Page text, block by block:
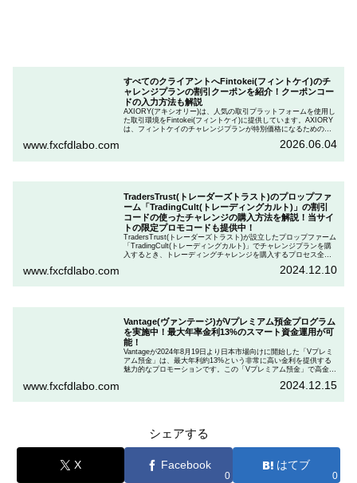
すべてのクライアントへFintokei(フィントケイ)のチ
ャレンジプランの割引クーポンを紹介！クーポンコー
ドの入力方法も解説
AXIORY(アキシオリー)は、人気の取引プラットフォームを使用し
た取引環境をFintokei(フィントケイ)に提供しています。AXIORY
は、フィントケイのチャレンジプランが特別価格になるためのク
ランを申し込むときのクーポンコードを入力して割引にする方法
www.fxcfdlabo.com 2026.06.04
TradersTrust(トレーダーズトラスト)のプロップファ
ーム「TradingCult(トレーディングカルト)」の割引
コードの使ったチャレンジの購入方法を解説！当サイ
トの限定プロモコードも提供中！
TradersTrust(トレーダーズトラスト)が設立したプロップファーム
「TradingCult(トレーディングカルト)」でチャレンジプランを購
入するとき、トレーディングチャレンジを購入するプロセス全体
ます。さらに、TradingCultがほぼ定期的に実施している割引コー
www.fxcfdlabo.com 2024.12.10
Vantage(ヴァンテージ)がVプレミアム預金プログラム
を実施中！最大年率金利13%のスマート資金運用が可
能！
Vantageが2024年8月19日より日本市場向けに開始した「Vプレミ
アム預金」は、最大年利約13%という非常に高い金利を提供する
魅力的なプロモーションです。この「Vプレミアム預金」で高金利
「Vプレミアム預金」を行いたい人は、この記事をしっかりと読ん
www.fxcfdlabo.com 2024.12.15
シェアする
X Facebook
0
はてブ
0